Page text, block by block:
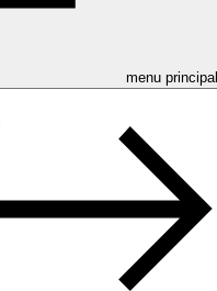
menu principal